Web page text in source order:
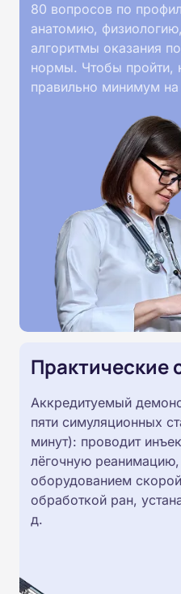
80 вопросов по
анатомию,
алгоритмы оказания
нормы. Чтобы пройти,
правильно минимум
Практические
Аккредитуемый
пяти симуляционных
минут): проводит
лёгочную реанимацию,
оборудованием
обработкой ран,
д.